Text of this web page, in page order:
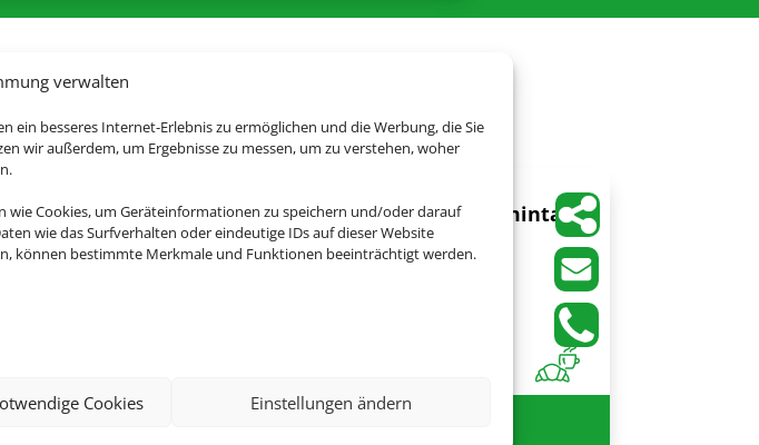
verwalten
ein besseres Internet-Erlebnis zu ermöglichen und die Werbung, die Sie
wir außerdem, um Ergebnisse zu messen, um zu verstehen, woher
Cookies, um Geräteinformationen zu speichern und/oder darauf
wie das Surfverhalten oder eindeutige IDs auf dieser Website
können bestimmte Merkmale und Funktionen beeinträchtigt werden.
Cookies Einstellungen ändern
Ihren Italienurlaub
Sorrento
& Umland
€ (p.P.)
Hotel Villa e Palazzo Aminta
Stresa, Gardasee &
1.229 €